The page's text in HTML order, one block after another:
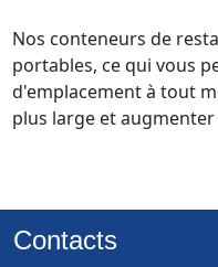
Nos conteneurs de
portables, ce qui vous
d'emplacement à tout
Contacts